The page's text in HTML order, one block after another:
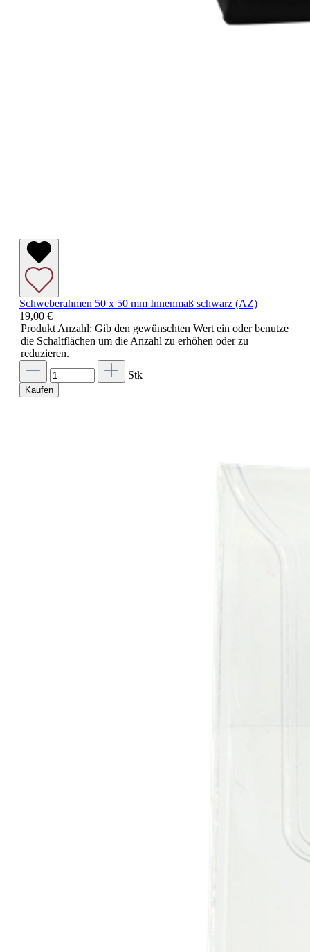
Schweberahmen 50 x 50 mm Innenmaß schwarz (AZ)
19,00 €
Produkt Anzahl: Gib den gewünschten Wert ein oder benutze
die Schaltflächen um die Anzahl zu erhöhen oder zu
reduzieren.
Stk
Kaufen